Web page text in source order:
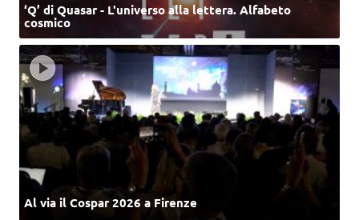
‘Q’ di Quasar - L'universo alla lettera. Alfabeto
cosmico
Al via il Cospar 2026 a Firenze